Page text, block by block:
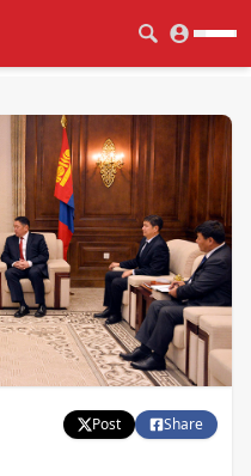
Post
Share